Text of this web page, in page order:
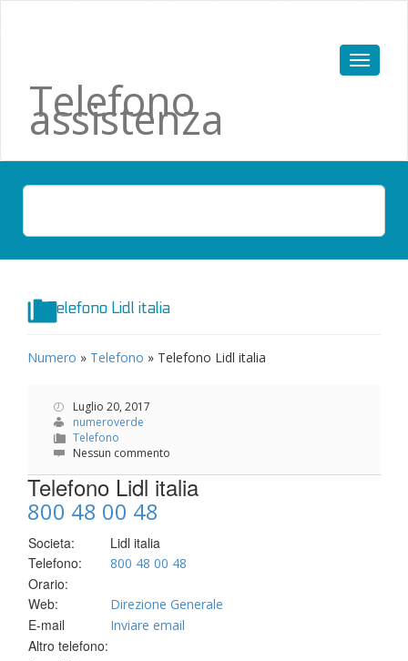
Telefono
assistenza
Telefono Lidl italia
Numero » Telefono » Telefono Lidl italia
Luglio 20, 2017
numeroverde
Telefono
Nessun commento
Telefono Lidl italia
800 48 00 48
Societa:
Lidl italia
Telefono:
800 48 00 48
Orario:
Web:
Direzione Generale
E-mail Inviare email
Altro telefono: